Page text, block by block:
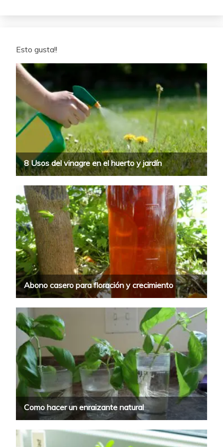
Esto gusta!!